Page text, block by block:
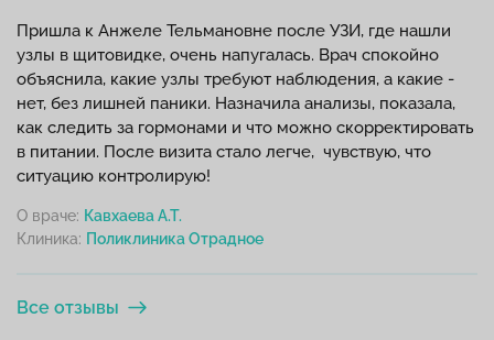
Пришла к Анжеле Тельмановне после УЗИ, где нашли
узлы в щитовидке, очень напугалась. Врач спокойно
объяснила, какие узлы требуют наблюдения, а какие -
нет, без лишней паники. Назначила анализы, показала,
как следить за гормонами и что можно скорректировать
в питании. После визита стало легче, чувствую, что
ситуацию контролирую!
О враче: Кавхаева А.Т.
Клиника:
Все отзывы